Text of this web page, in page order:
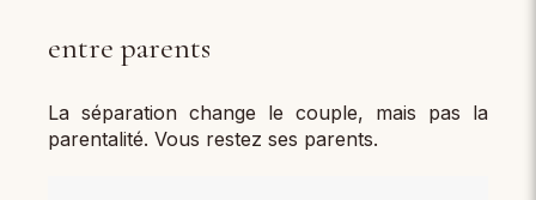
entre parents
La séparation change le couple, mais pas la
parentalité. Vous restez ses parents.